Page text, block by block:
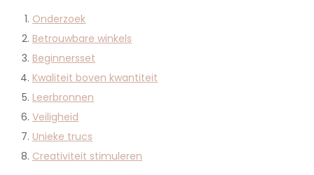
Onderzoek
Betrouwbare winkels
Beginnersset
Kwaliteit boven kwantiteit
Leerbronnen
Veiligheid
Unieke trucs
Creativiteit stimuleren